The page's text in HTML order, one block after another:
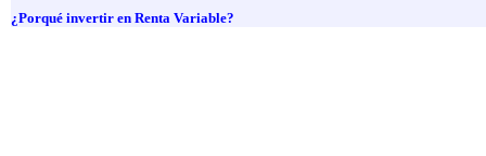
¿Porqué invertir en Renta Variable?